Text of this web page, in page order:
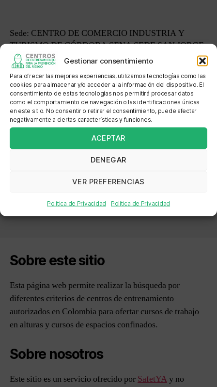
Gestionar consentimiento
Para ofrecer las mejores experiencias, utilizamos tecnologías como las
cookies para almacenar y/o acceder a la información del dispositivo. El
consentimiento de estas tecnologías nos permitirá procesar datos
como el comportamiento de navegación o las identificaciones únicas
en este sitio. No consentir o retirar el consentimiento, puede afectar
negativamente a ciertas características y funciones.
ACEPTAR
DENEGAR
VER PREFERENCIAS
Política de Privacidad Política de Privacidad
Sede: CENTRO DE COMERCIO INDUSTRIA Y
TURISMO DE CÓRDOBA SENA SEDE SAN JORGE
Dirección: CALLE 24 Y 27 AVENIDA
CIRCUNVALAR MONTERIA CARRERA 5 N o 26-50
Localización: FRENTE AL SAO FRENTE A LOS
CHOLOS
SOLUCIONES DE INGENIERIA EN SEGURIDAD
Sobre este sitio
Esta página web permite realizar la búsqueda por
diferentes criterios de centros de entrenamiento
autorizados en Colombia para ofertar cursos de trabajo
en alturas y cursos de espacios confinados.
Sobre nosotros
Este sitio es un servicio ofrecido por SafetYAy no